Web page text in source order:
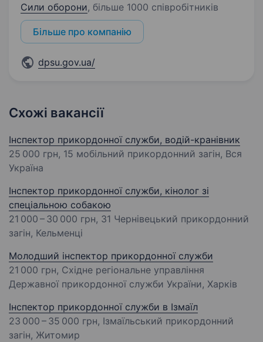
Сили оборони, більше 1000 співробітників
Більше про компанію
dpsu.gov.ua/
Схожі вакансії
Інспектор прикордонної служби, водій-кранівник
25 000 грн, 15 мобільний прикордонний загін, Вся
Україна
Інспектор прикордонної служби, кінолог зі
спеціальною собакою
21 000 – 30 000 грн, 31 Чернівецький прикордонний
загін, Кельменці
Молодший інспектор прикордонної служби
21 000 грн, Східне регіональне управління
Державної прикордонної служби України, Харків
Інспектор прикордонної служби в Ізмаїл
23 000 – 35 000 грн, Ізмаїльський прикордонний
загін, Житомир